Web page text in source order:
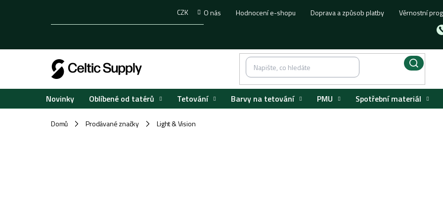
O nás Hodnocení e-shopu Doprava a způsob platby Věrnostní
CZK
Novinky Oblíbené od tatérů Tetování Barvy na tetování PMU Spotřební materiál
Domů / Prodávané značky / Light & Vision